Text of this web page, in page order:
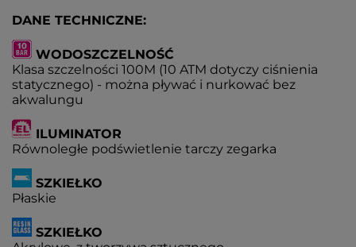
DANE TECHNICZNE:
WODOSZCZELNOŚĆ
Klasa szczelności 100M (10 ATM dotyczy ciśnienia
statycznego) - można pływać i nurkować bez
akwalungu
ILUMINATOR
Równoległe podświetlenie tarczy zegarka
SZKIEŁKO
Płaskie
SZKIEŁKO